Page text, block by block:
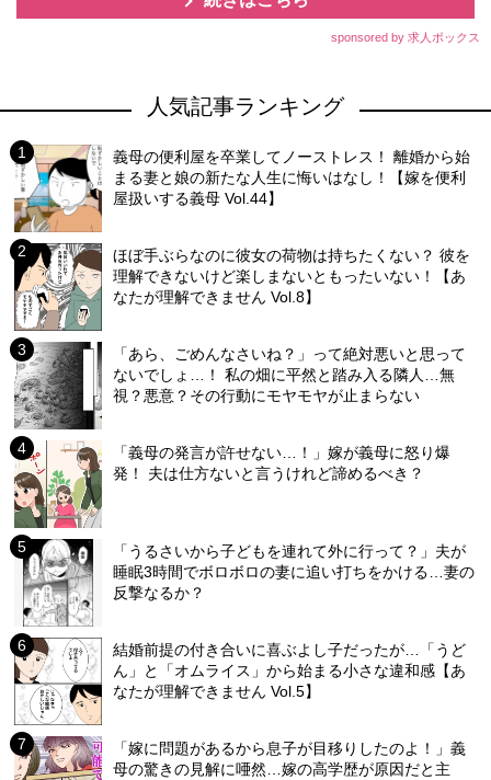
sponsored by 求人ボックス
人気記事ランキング
義母の便利屋を卒業してノーストレス！ 離婚から始
まる妻と娘の新たな人生に悔いはなし！【嫁を便利
屋扱いする義母 Vol.44】
ほぼ手ぶらなのに彼女の荷物は持ちたくない？ 彼を
理解できないけど楽しまないともったいない！【あ
なたが理解できません Vol.8】
「あら、ごめんなさいね？」って絶対悪いと思って
ないでしょ…！ 私の畑に平然と踏み入る隣人…無
視？悪意？その行動にモヤモヤが止まらない
「義母の発言が許せない…！」嫁が義母に怒り爆
発！ 夫は仕方ないと言うけれど諦めるべき？
「うるさいから子どもを連れて外に行って？」夫が
睡眠3時間でボロボロの妻に追い打ちをかける…妻の
反撃なるか？
結婚前提の付き合いに喜ぶよし子だったが…「うど
ん」と「オムライス」から始まる小さな違和感【あ
なたが理解できません Vol.5】
「嫁に問題があるから息子が目移りしたのよ！」義
母の驚きの見解に唖然…嫁の高学歴が原因だと主